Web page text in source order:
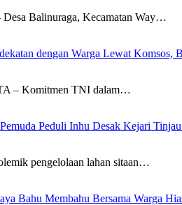
Balinuraga, Kecamatan Way…
dengan Warga Lewat Komsos,
– Komitmen TNI dalam…
Peduli Inhu Desak Kejari
pengelolaan lahan sitaan…
Bahu Membahu Bersama Warga